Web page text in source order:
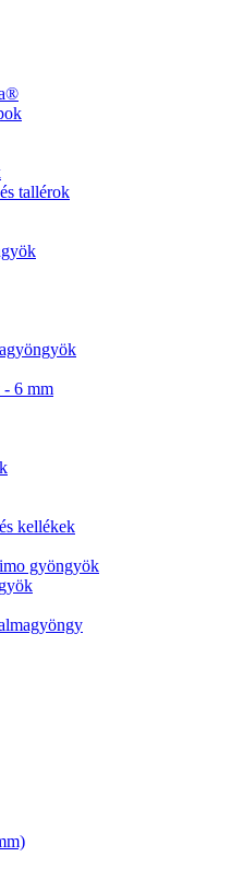
tallérok
6 mm
kellékek
gyöngyök